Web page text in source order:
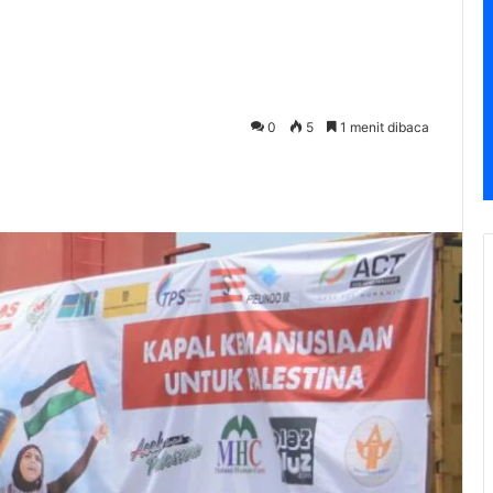
0 5 1 menit dibaca